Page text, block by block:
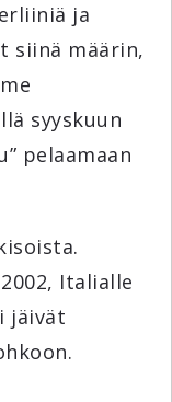
ja
siinä määrin,
syyskuun
pelaamaan
Italialle
jäivät